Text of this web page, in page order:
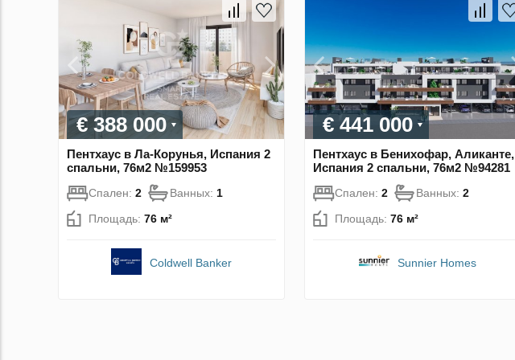
€ 388 000
Пентхаус в Ла-Корунья, Испания 2
спальни, 76м2 №159953
Спален: 2 Ванных: 1
Площадь: 76 м²
Coldwell Banker
€ 441 000
Пентхаус в Бенихофар, Аликанте,
Испания 2 спальни, 76м2 №94281
Спален: 2 Ванных: 2
Площадь: 76 м²
Sunnier Homes